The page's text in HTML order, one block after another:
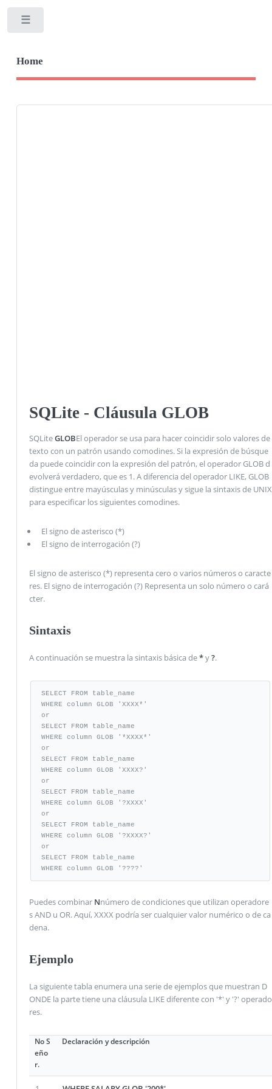
Home
SQLite - Cláusula GLOB
SQLiteGLOBEl operador se usa para hacer coincidir solo valores de
texto con un patrón usando comodines. Si la expresión de búsque
da puede coincidir con la expresión del patrón, el operador GLOB d
evolverá verdadero, que es 1. A diferencia del operador LIKE, GLOB
distingue entre mayúsculas y minúsculas y sigue la sintaxis de UNIX
para especificar los siguientes comodines.
El signo de asterisco (*)
El signo de interrogación (?)
El signo de asterisco (*) representa cero o varios números o caracte
res. El signo de interrogación (?) Representa un solo número o cará
cter.
Sintaxis
A continuación se muestra la sintaxis básica de*y?.
SELECT FROM table_name
WHERE column GLOB 'XXXX*'
or
SELECT FROM table_name
WHERE column GLOB '*XXXX*'
or
SELECT FROM table_name
WHERE column GLOB 'XXXX?'
or
SELECT FROM table_name
WHERE column GLOB '?XXXX'
or
SELECT FROM table_name
WHERE column GLOB '?XXXX?'
or
SELECT FROM table_name
WHERE column GLOB '????'
Puedes combinar Nnúmero de condiciones que utilizan operadore
s AND u OR. Aquí, XXXX podría ser cualquier valor numérico o de ca
dena.
Ejemplo
La siguiente tabla enumera una serie de ejemplos que muestran D
ONDE la parte tiene una cláusula LIKE diferente con '*' y '?' operado
res.
No S
eño
r.
Declaración y descripción